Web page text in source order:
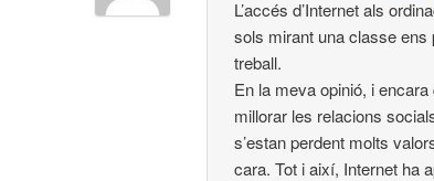
L’accés d’Internet als
sols mirant una classe ens
treball.
En la meva opinió, i
millorar les relacions
s’estan perdent molts
cara. Tot i així, Internet ha